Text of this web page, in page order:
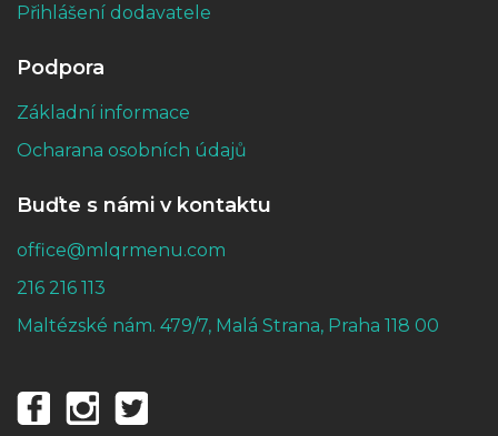
Přihlášení dodavatele
Podpora
Základní informace
Ocharana osobních údajů
Buďte s námi v kontaktu
office@mlqrmenu.com
216 216 113
Maltézské nám. 479/7, Malá Strana, Praha 118 00